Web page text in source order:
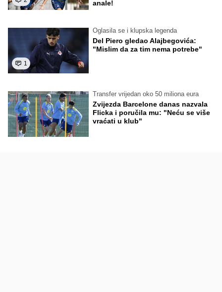
anale!
1
Oglasila se i klupska legenda
Del Piero gledao Alajbegovića:
"Mislim da za tim nema potrebe"
Transfer vrijedan oko 50 miliona eura
Zvijezda Barcelone danas nazvala
Flicka i poručila mu: "Neću se više
vraćati u klub"